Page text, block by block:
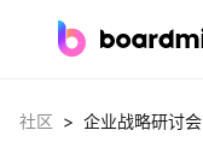
社区 > 企业战略研讨会